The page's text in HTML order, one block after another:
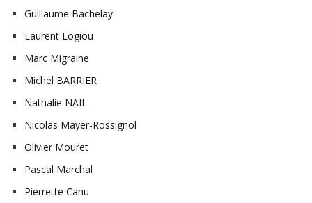
Guillaume Bachelay
Laurent Logiou
Marc Migraine
Michel BARRIER
Nathalie NAIL
Nicolas Mayer-Rossignol
Olivier Mouret
Pascal Marchal
Pierrette Canu